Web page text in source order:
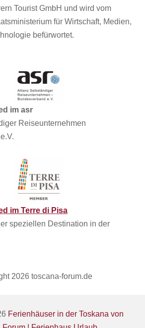
Tourist GmbH und wird vom
für Wirtschaft, Medien,
befürwortet.
im asr
Reiseunternehmen
im Terre di Pisa
speziellen Destination in der
2026 toscana-forum.de
Ferienhäuser in der Toskana von